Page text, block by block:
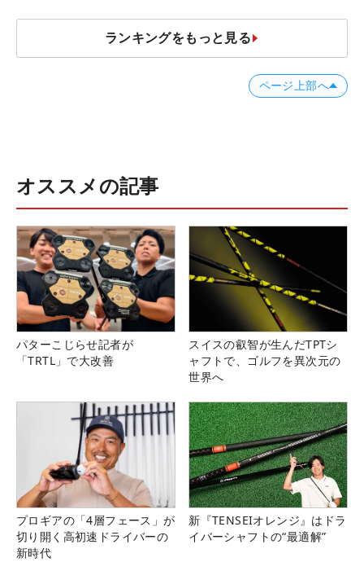
ランキングをもっと見る
ページ上部へ
オススメの記事
パターこじらせ記者が
「TRTL」で大改善
スイスの叡智が生んだTPTシ
ャフトで、ゴルフを異次元の
世界へ
プロギアの「4層フェース」が
切り開く高初速ドライバーの
新時代
新『TENSEIオレンジ』はドラ
イバーシャフトの“最適解”